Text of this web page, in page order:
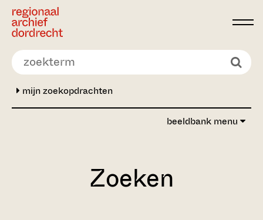
Ga direct naar de inhoud
mijn zoekopdrachten
beeldbank menu
Zoeken